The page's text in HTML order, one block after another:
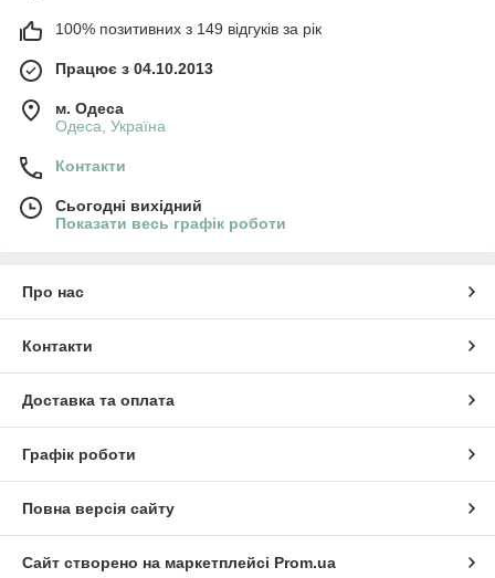
100% позитивних з 149 відгуків за рік
Працює з 04.10.2013
м. Одеса
Одеса, Україна
Контакти
Сьогодні вихідний
Показати весь графік роботи
Про нас
Контакти
Доставка та оплата
Графік роботи
Повна версія сайту
Сайт створено на маркетплейсі Prom.ua